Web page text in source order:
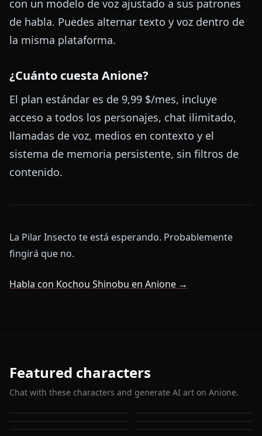
con un modelo de voz ajustado a sus patrones
de habla. Puedes alternar texto y voz dentro de
la misma plataforma.
¿Cuánto cuesta Anione?
El plan estándar es de 9,99 $/mes, incluye
acceso a todos los personajes, chat ilimitado,
llamadas de voz, medios en contexto y el
sistema de memoria persistente, sin filtros de
contenido.
La Pilar Insecto te está esperando. Probablemente
fingirá que no.
Habla con Kochou Shinobu en Anione →
Featured characters
Chat with these characters and generate AI art on Anione.